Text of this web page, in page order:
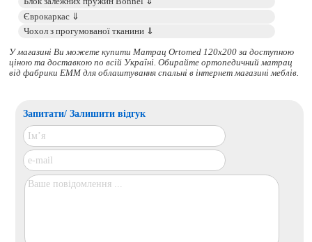
У магазині Ви можете купити Матрац Ortomed 120x200 за доступною
ціною та доставкою по всій Україні. Обирайте ортопедичний матрац
від фабрики ЕММ для облаштування спальні в інтернет магазині меблів.
Запитати/ Залишити відгук